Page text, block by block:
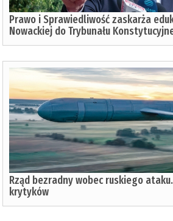
Prawo i Sprawiedliwość zaskarża
Nowackiej do Trybunału
Rząd bezradny wobec ruskiego
krytyków